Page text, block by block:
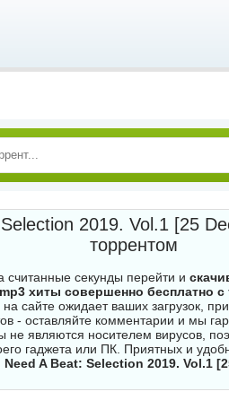
2019. Vol.1 [25
торрентом
считанные секунды перейти и
хиты совершенно бесплатно с
сайте ожидает ваших загрузок,
- оставляйте комментарии и мы
являются носителем вирусов,
гаджета или ПК. Приятных и
Need A Beat: Selection 2019. Vol.1